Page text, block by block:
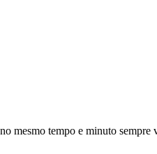
mesmo tempo e minuto sempre